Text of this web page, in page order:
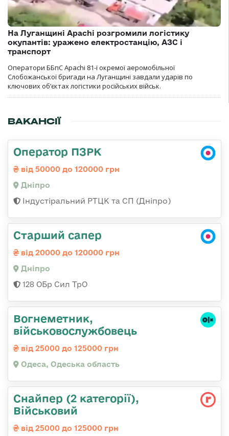
На Луганщині Apachi розгромили логістику
окупантів: уражено електростанцію, АЗС і
транспорт
Оператори ББпС Apachi 81-ї окремої аеромобільної
Слобожанської бригади на Луганщині завдали ударів по
ключових об’єктах логістики російських військ.
ВАКАНСІЇ
Оператор ПЗРК
від 50000 до 120000 грн
Дніпро
Індустіральний РТЦК та СП (Дніпро)
Старший сапер
від 20000 до 120000 грн
Дніпро
128 ОБр Сил ТрО
Вогнеметник,
військовослужбовець
від 25000 до 125000 грн
Одеса, Одеська область
Снайпер (2 категорії),
Військовий
від 25000 до 125000 грн